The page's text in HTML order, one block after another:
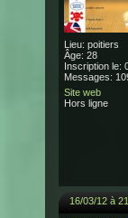
Lieu: poitiers
Âge: 28
Inscription le:
Messages:
Site web
Hors ligne
16/03/12 à